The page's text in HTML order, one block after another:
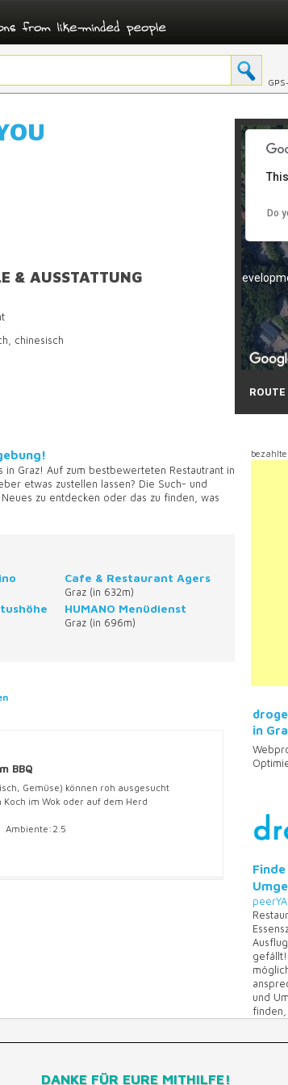
& AUSSTATTUNG
chinesisch
in Graz! Auf zum bestbewerteten Restautrant in
etwas zustellen lassen? Die Such- und
zu entdecken oder das zu finden, was
Cafe & Restaurant Agers
Graz (in 632m)
HUMANO Menüdienst
Graz (in 696m)
BBQ
Gemüse) können roh ausgesucht
im Wok oder auf dem Herd
Ambiente: 2.5
For
For
Do
in
und
DANKE FÜR EURE MITHILFE!